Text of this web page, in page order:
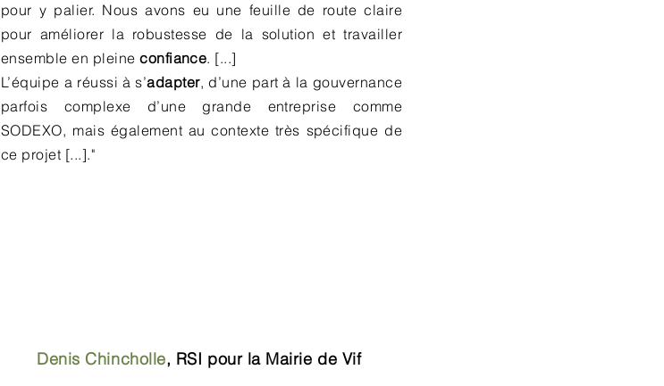
pour y palier. Nous avons eu une feuille de route claire
pour améliorer la robustesse de la solution et travailler
ensemble en pleineconfiance. [...]
L’équipe a réussi à s’adapter, d’une part à la gouvernance
parfois complexe d’une grande entreprise comme
SODEXO, mais également au contexte très spécifique de
ce projet [...]."
Denis Chincholle, RSI pour la Mairie de Vif